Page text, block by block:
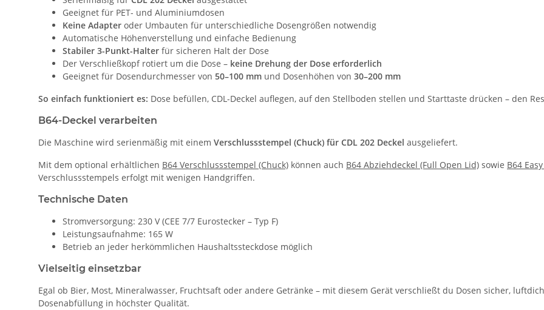
Geeignet für PET- und Aluminiumdosen
Keine Adapter oder Umbauten für unterschiedliche Dosengrößen notwendig
Automatische Höhenverstellung und einfache Bedienung
Stabiler 3-Punkt-Halter für sicheren Halt der Dose
Der Verschließkopf rotiert um die Dose – keine Drehung der Dose erforderlich
Geeignet für Dosendurchmesser von 50–100 mm und Dosenhöhen von 30–200 mm
So einfach funktioniert es: Dose befüllen, CDL-Deckel auflegen, auf den Stellboden stellen und Starttaste drücken – den
B64-Deckel verarbeiten
Die Maschine wird serienmäßig mit einem Verschlussstempel (Chuck) für CDL 202 Deckel ausgeliefert.
Mit dem optional erhältlichen B64 Verschlussstempel (Chuck) können auch B64 Abziehdeckel (Full Open Lid) sowie B64
Verschlussstempels erfolgt mit wenigen Handgriffen.
Technische Daten
Stromversorgung: 230 V (CEE 7/7 Eurostecker – Typ F)
Leistungsaufnahme: 165 W
Betrieb an jeder herkömmlichen Haushaltssteckdose möglich
Vielseitig einsetzbar
Egal ob Bier, Most, Mineralwasser, Fruchtsaft oder andere Getränke – mit diesem Gerät verschließt du Dosen sicher,
Dosenabfüllung in höchster Qualität.